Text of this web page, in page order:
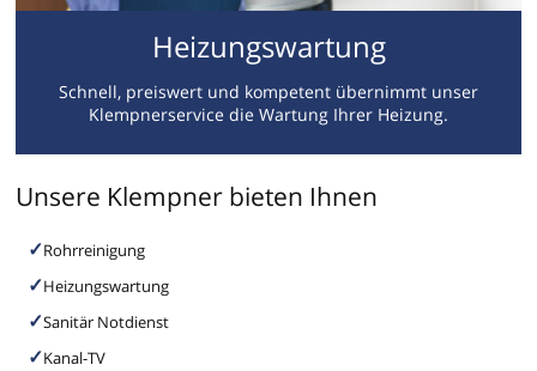
Heizungswartung
Schnell, preiswert und kompetent übernimmt unser
Klempnerservice die Wartung Ihrer Heizung.
Unsere Klempner bieten Ihnen
Rohrreinigung
Heizungswartung
Sanitär Notdienst
Kanal-TV